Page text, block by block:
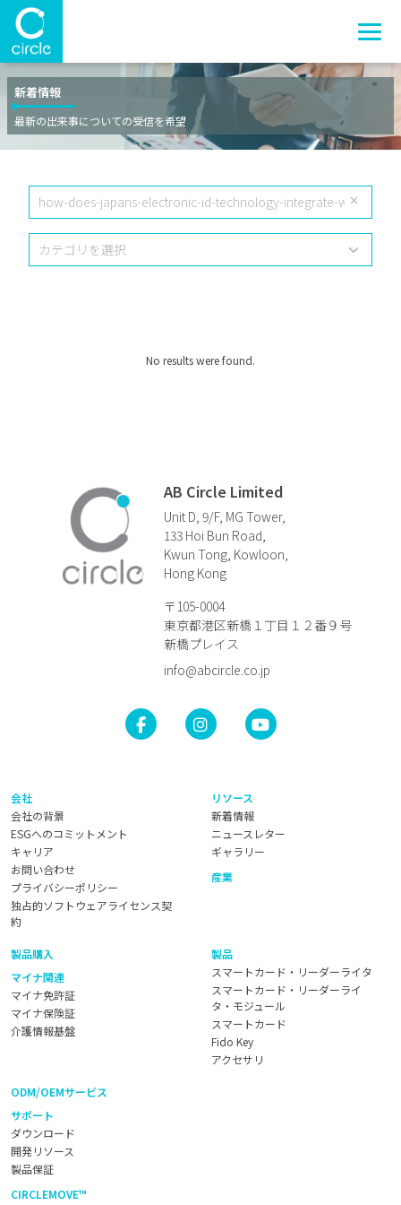
新着情報
最新の出来事についての受信を希望
No results were found.
AB Circle Limited
Unit D, 9/F, MG Tower,
133 Hoi Bun Road,
Kwun Tong, Kowloon,
Hong Kong
〒105-0004
東京都港区新橋１丁目１２番９号
新橋プレイス
info@abcircle.co.jp
会社
会社の背景
ESGへのコミットメント
キャリア
お問い合わせ
プライバシーポリシー
独占的ソフトウェアライセンス契
約
リソース
新着情報
ニュースレター
ギャラリー
産業
製品購入
マイナ関連
マイナ免許証
マイナ保険証
介護情報基盤
製品
スマートカード・リーダーライタ
スマートカード・リーダーライ
タ・モジュール
スマートカード
Fido Key
アクセサリ
ODM/OEMサービス
サポート
ダウンロード
開発リソース
製品保証
CIRCLEMOVE™